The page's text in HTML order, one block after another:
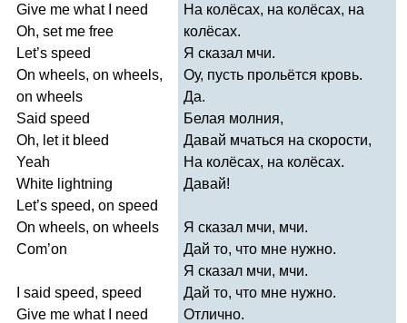
Give me what
need
Oh, set me free
Let’s speed
On wheels, on wheels,
on wheels
Said speed
Oh, let it bleed
Yeah
White lightning
Let’s speed, on speed
On wheels, on wheels
Com’on
said speed, speed
Give me what
need
На колёсах, на колёсах, на
колёсах.
Я сказал мчи.
Оу, пусть прольётся кровь.
Да.
Белая молния,
Давай мчаться на скорости,
На колёсах, на колёсах.
Давай!
Я сказал мчи, мчи.
Дай то, что мне нужно.
Я сказал мчи, мчи.
Дай то, что мне нужно.
Отлично.